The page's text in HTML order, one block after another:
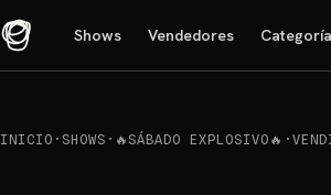
Shows Vendedores
INICIO · SHOWS · 🔥SÁBADO EXPLOSIVO🔥 ·